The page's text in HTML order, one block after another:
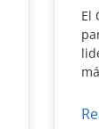
El